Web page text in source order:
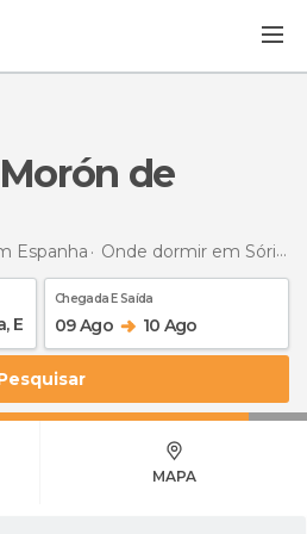
Espanha Onde dormir em Sória
Chegada E Saída
09 Ago 10 Ago
Pesquisar
MAPA